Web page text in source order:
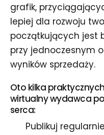
grafik,
lepiej dla rozwoju
początkujących jest
przy jednoczesnym
wyników sprzedaży.
Oto kilka
wirtualny wydawca
serca:
Publikuj